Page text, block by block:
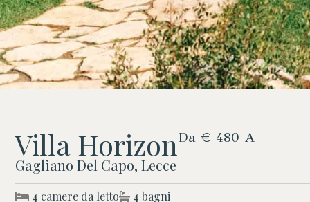
Villa HorizonDa € 480 A
Gagliano Del Capo, Lecce
4 camere da letto 4 bagni